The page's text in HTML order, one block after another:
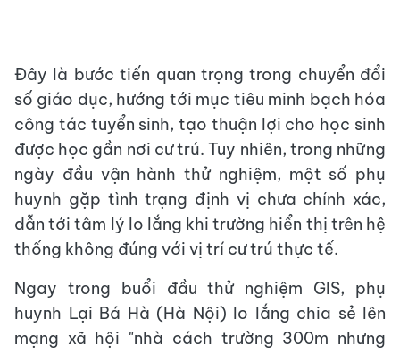
Đây là bước tiến quan trọng trong chuyển đổi
số giáo dục, hướng tới mục tiêu minh bạch hóa
công tác tuyển sinh, tạo thuận lợi cho học sinh
được học gần nơi cư trú. Tuy nhiên, trong những
ngày đầu vận hành thử nghiệm, một số phụ
huynh gặp tình trạng định vị chưa chính xác,
dẫn tới tâm lý lo lắng khi trường hiển thị trên hệ
thống không đúng với vị trí cư trú thực tế.
Ngay trong buổi đầu thử nghiệm GIS, phụ
huynh Lại Bá Hà (Hà Nội) lo lắng chia sẻ lên
mạng xã hội "nhà cách trường 300m nhưng